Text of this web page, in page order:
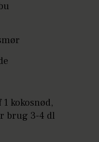
kokosnød,
brug 3-4 dl